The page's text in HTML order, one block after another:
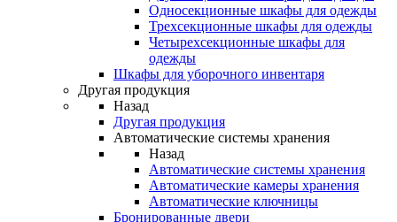
Односекционные шкафы для одежды
Трехсекционные шкафы для одежды
Четырехсекционные шкафы для
одежды
Шкафы для уборочного инвентаря
Другая продукция
Назад
Другая продукция
Автоматические системы хранения
Назад
Автоматические системы хранения
Автоматические камеры хранения
Автоматические ключницы
Бронированные двери